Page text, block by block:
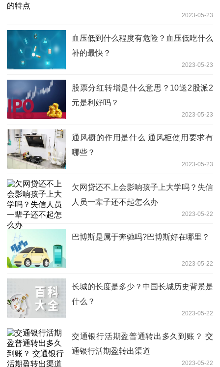
2023-05-23
血压低到什么程度有危险？血压低吃什么
补的最快？
2023-05-23
股票分红转增是什么意思？10送2股派2
元是利好吗？
2023-05-23
通风橱的作用是什么 通风柜使用要求有
哪些？
2023-05-23
欠网贷还不上会影响孩子上大学吗？失信
人员一辈子还不起怎么办
2023-05-22
巴博斯是属于奔驰吗?巴博斯好在哪里？
2023-05-22
长城的长度是多少？中国长城历史背景是
什么？
2023-05-22
交通银行活期盈普通转出多久到账？ 交
通银行活期盈转出渠道
2023-05-22